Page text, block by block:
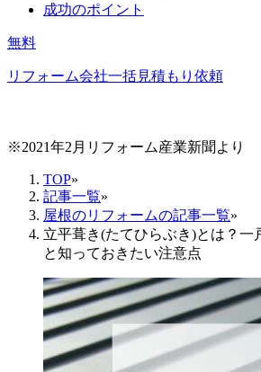
成功のポイント
無料
リフォーム会社一括見積もり依頼
※2021年2月リフォーム産業新聞より
TOP»
記事一覧»
屋根のリフォームの記事一覧»
立平葺き(たてひらぶき)とは？一
と知っておきたい注意点